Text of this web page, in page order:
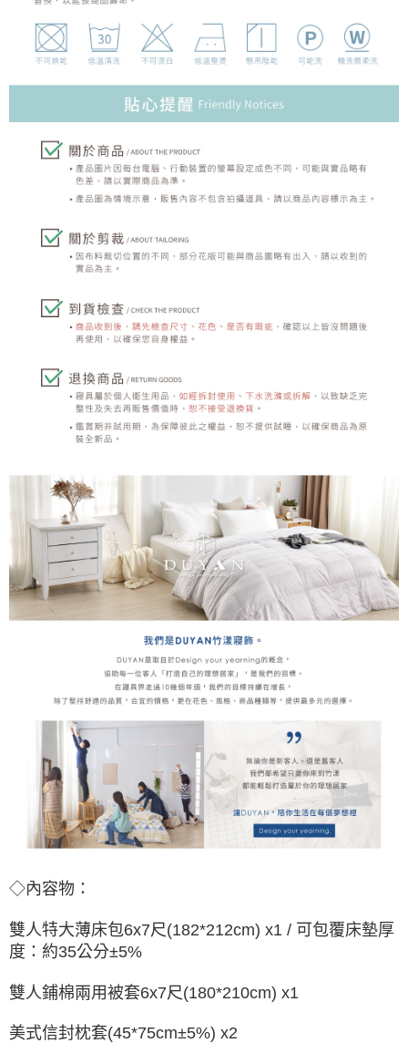
◇內容物：
雙人特大薄床包6x7尺(182*212cm) x1 / 可包覆床墊厚
度：約35公分±5%
雙人鋪棉兩用被套6x7尺(180*210cm) x1
美式信封枕套(45*75cm±5%) x2